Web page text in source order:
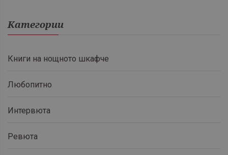
Категории
Книги на нощното шкафче
Любопитно
Интервюта
Ревюта